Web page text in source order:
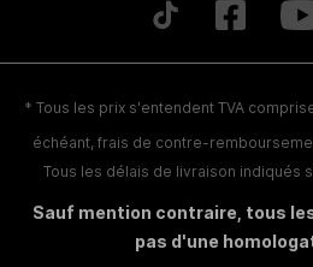
* Tous les prix s'entendent TVA
échéant, frais de contre-
Tous les délais de livraison indiqués
Sauf mention contraire, tous
pas d'une